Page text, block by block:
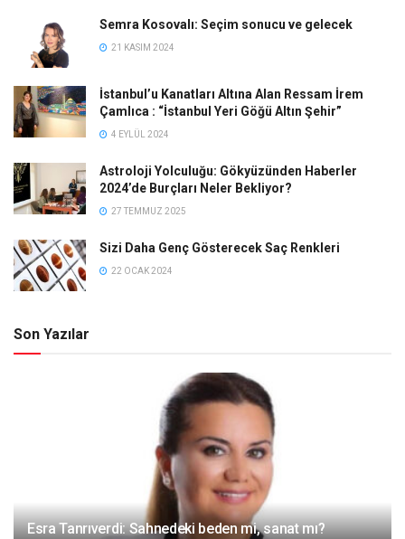
Semra Kosovalı: Seçim sonucu ve gelecek
21 KASIM 2024
İstanbul’u Kanatları Altına Alan Ressam İrem
Çamlıca : “İstanbul Yeri Göğü Altın Şehir”
4 EYLÜL 2024
Astroloji Yolculuğu: Gökyüzünden Haberler
2024’de Burçları Neler Bekliyor?
27 TEMMUZ 2025
Sizi Daha Genç Gösterecek Saç Renkleri
22 OCAK 2024
Son Yazılar
Esra Tanrıverdi: Sahnedeki beden mi, sanat mı?